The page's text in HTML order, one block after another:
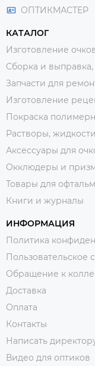
ОПТИКМАСТЕР
КАТАЛОГ
Изготовление
Сборка и
Запчасти для
Изготовление
Покраска
Растворы,
Аксессуары для
Окклюдеры и
Товары для
Книги и журналы
ИНФОРМАЦИЯ
Политика
Пользовательское
Обращение к
Доставка
Оплата
Контакты
Написать
Видео для оптиков